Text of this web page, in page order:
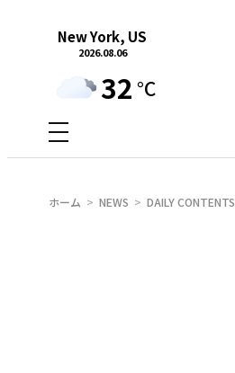
New York, US
2026.08.06
32 °C
ホーム NEWS DAILY CONTENTS